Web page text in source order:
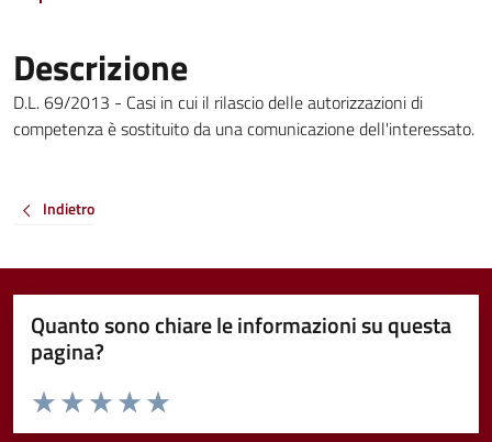
Descrizione
D.L. 69/2013 - Casi in cui il rilascio delle autorizzazioni di
competenza è sostituito da una comunicazione dell'interessato.
Indietro
Quanto sono chiare le informazioni su questa
pagina?
Valuta da 1 a 5 stelle la pagina
Valuta 5 stelle su 5
Valuta 4 stelle su 5
Valuta 3 stelle su 5
Valuta 2 stelle su 5
Valuta 1 stelle su 5